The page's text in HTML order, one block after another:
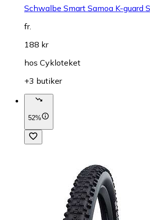
Schwalbe Smart Samoa K-guard
fr.
188 kr
hos Cykloteket
+3 butiker
52%